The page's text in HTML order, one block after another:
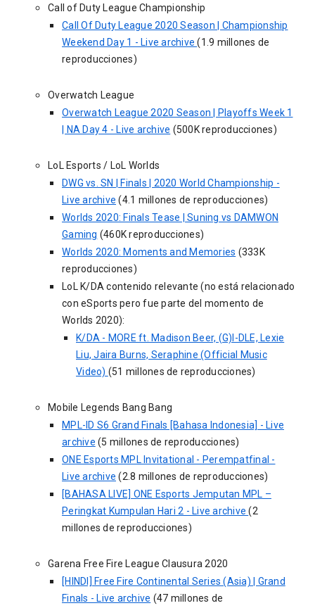
Call of Duty League Championship
Call Of Duty League 2020 Season | Championship
Weekend Day 1 - Live archive(1.9 millones de
reproducciones)
Overwatch League
Overwatch League 2020 Season | Playoffs Week 1
| NA Day 4 - Live archive (500K reproducciones)
LoL Esports / LoL Worlds
DWG vs. SN | Finals | 2020 World Championship -
Live archive (4.1 millones de reproducciones)
Worlds 2020: Finals Tease | Suning vs DAMWON
Gaming (460K reproducciones)
Worlds 2020: Moments and Memories (333K
reproducciones)
LoL K/DA contenido relevante (no está relacionado
con eSports pero fue parte del momento de
Worlds 2020):
K/DA - MORE ft. Madison Beer, (G)I-DLE, Lexie
Liu, Jaira Burns, Seraphine (Official Music
Video) (51 millones de reproducciones)
Mobile Legends Bang Bang
MPL-ID S6 Grand Finals [Bahasa Indonesia] - Live
archive (5 millones de reproducciones)
ONE Esports MPL Invitational - Perempatfinal -
Live archive (2.8 millones de reproducciones)
[BAHASA LIVE] ONE Esports Jemputan MPL –
Peringkat Kumpulan Hari 2 - Live archive(2
millones de reproducciones)
Garena Free Fire League Clausura 2020
[HINDI] Free Fire Continental Series (Asia) | Grand
Finals - Live archive (47 millones de